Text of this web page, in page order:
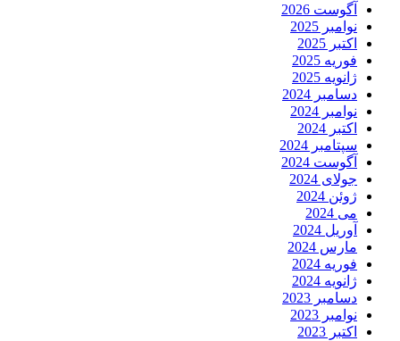
آگوست 2026
نوامبر 2025
اکتبر 2025
فوریه 2025
ژانویه 2025
دسامبر 2024
نوامبر 2024
اکتبر 2024
سپتامبر 2024
آگوست 2024
جولای 2024
ژوئن 2024
می 2024
آوریل 2024
مارس 2024
فوریه 2024
ژانویه 2024
دسامبر 2023
نوامبر 2023
اکتبر 2023